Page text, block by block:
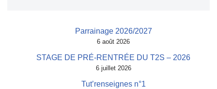
Parrainage 2026/2027
6 août 2026
STAGE DE PRÉ-RENTRÉE DU T2S – 2026
6 juillet 2026
Tut’renseignes n°1